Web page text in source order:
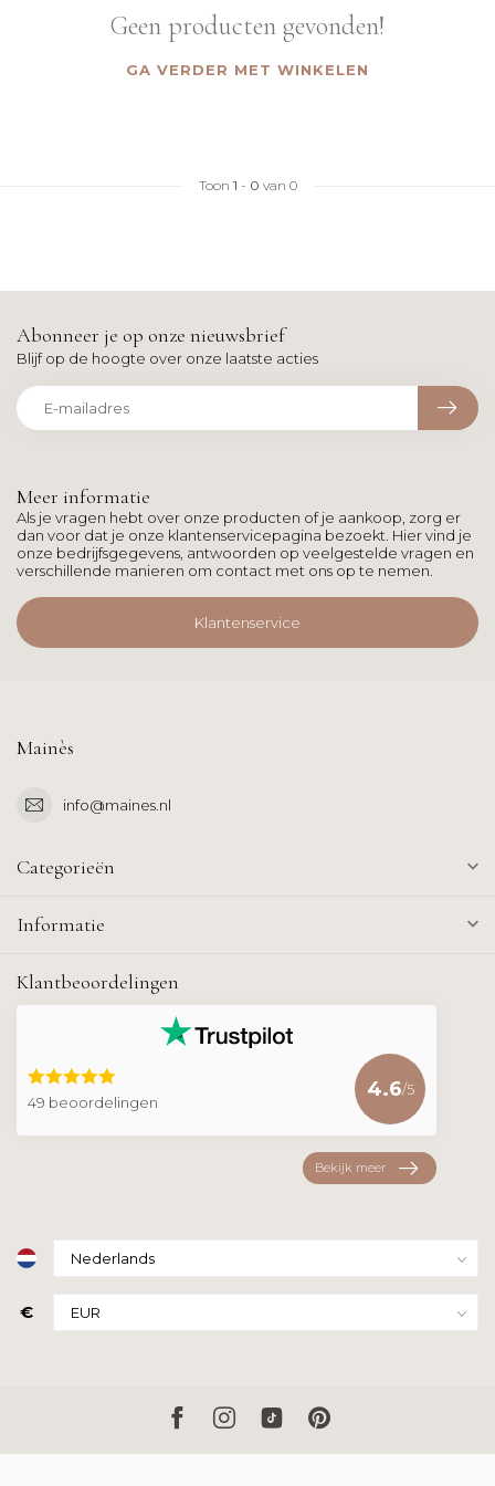
Geen producten gevonden!
GA VERDER MET WINKELEN
Toon 1 - 0 van 0
Meer informatie
Als je vragen hebt over onze producten of je aankoop, zorg er
dan voor dat je onze klantenservicepagina bezoekt. Hier vind je
onze bedrijfsgegevens, antwoorden op veelgestelde vragen en
verschillende manieren om contact met ons op te nemen.
Klantenservice
Abonneer je op onze nieuwsbrief
Blijf op de hoogte over onze laatste acties
Mainès
info@maines.nl
Categorieën
Informatie
Klantbeoordelingen
49 beoordelingen
4.6/5
Bekijk meer
€